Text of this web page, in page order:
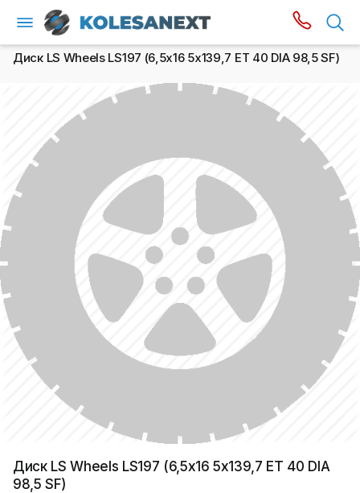
Диск LS Wheels LS197 (6,5х16 5x139,7 ET 40 DIA 98,5 SF)
Диск LS Wheels LS197 (6,5х16 5x139,7 ET 40 DIA
98,5 SF)